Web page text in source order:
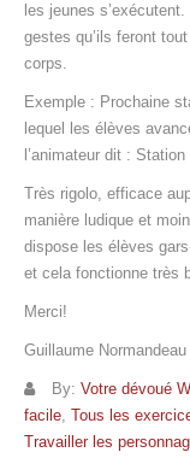
les jeunes
gestes qu’ils feront
corps.
Exemple : Prochaine
lequel les élèves
l’animateur dit :
Très rigolo, efficace
manière ludique et
dispose les élèves
et cela fonctionne très
Merci!
Guillaume Normandeau
By: Votre dévoué
facile, Tous les
Travailler les